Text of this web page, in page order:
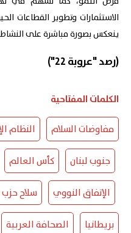
الاستثمارات وتطوير القطاعات
ينعكس بصورة مباشرة على
(رصد "عروبة 22")
الكلمات المفتاحية
مفاوضات السلام النظام
جنوب لبنان كأس العالم
الإتفاق النووي سلاح حزب
بريطانيا الصحافة العربية